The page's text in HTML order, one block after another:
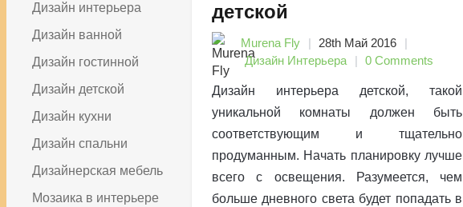
Дизайн интерьера
Дизайн ванной
Дизайн гостинной
Дизайн детской
Дизайн кухни
Дизайн спальни
Дизайнерская мебель
Мозаика в интерьере
детской
Murena Fly
28th Май 2016
Дизайн Интерьера
0 Comments
Дизайн интерьера детской, такой
уникальной комнаты должен быть
соответствующим и тщательно
продуманным. Начать планировку лучше
всего с освещения. Разумеется, чем
больше дневного света будет попадать в